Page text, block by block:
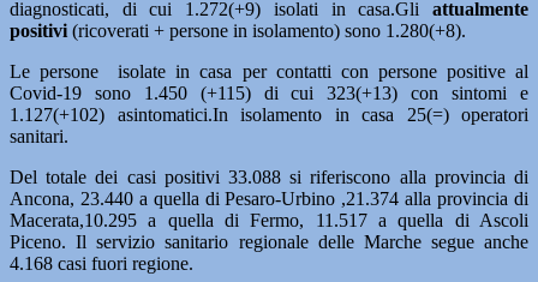
diagnosticati, di cui 1.272(+9) isolati in casa.Gli attualmente
positivi (ricoverati + persone in isolamento) sono 1.280(+8).
Le persone isolate in casa per contatti con persone positive al
Covid-19 sono 1.450 (+115) di cui 323(+13) con sintomi e
1.127(+102) asintomatici.In isolamento in casa 25(=) operatori
sanitari.
Del totale dei casi positivi 33.088 si riferiscono alla provincia di
Ancona, 23.440 a quella di Pesaro-Urbino ,21.374 alla provincia di
Macerata,10.295 a quella di Fermo, 11.517 a quella di Ascoli
Piceno. Il servizio sanitario regionale delle Marche segue anche
4.168 casi fuori regione.